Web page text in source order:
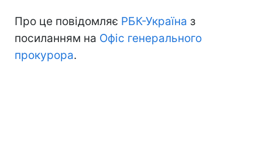
Про це повідомляє РБК-Україна з
посиланням на Офіс генерального
прокурора.